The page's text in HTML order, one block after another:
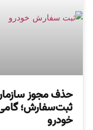
حذف مجوز
ثبت‌سفارش؛
خودرو